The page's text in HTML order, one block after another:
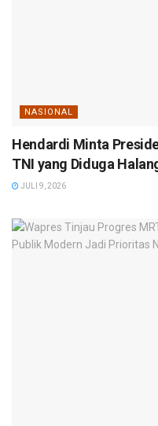
NASIONAL
Hendardi Minta
TNI yang Diduga
JULI 9, 2026